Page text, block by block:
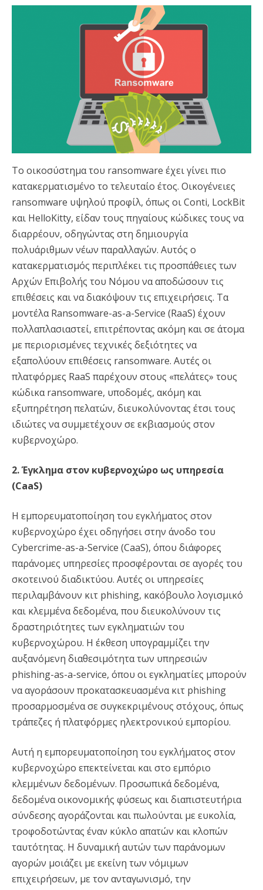
Το οικοσύστημα του ransomware έχει γίνει πιο
κατακερματισμένο το τελευταίο έτος. Οικογένειες
ransomware υψηλού προφίλ, όπως οι Conti, LockBit
και HelloKitty, είδαν τους πηγαίους κώδικες τους να
διαρρέουν, οδηγώντας στη δημιουργία
πολυάριθμων νέων παραλλαγών. Αυτός ο
κατακερματισμός περιπλέκει τις προσπάθειες των
Αρχών Επιβολής του Νόμου να αποδώσουν τις
επιθέσεις και να διακόψουν τις επιχειρήσεις. Τα
μοντέλα Ransomware-as-a-Service (RaaS) έχουν
πολλαπλασιαστεί, επιτρέποντας ακόμη και σε άτομα
με περιορισμένες τεχνικές δεξιότητες να
εξαπολύουν επιθέσεις ransomware. Αυτές οι
πλατφόρμες RaaS παρέχουν στους «πελάτες» τους
κώδικα ransomware, υποδομές, ακόμη και
εξυπηρέτηση πελατών, διευκολύνοντας έτσι τους
ιδιώτες να συμμετέχουν σε εκβιασμούς στον
κυβερνοχώρο.
2. Έγκλημα στον κυβερνοχώρο ως υπηρεσία
(CaaS)
Η εμπορευματοποίηση του εγκλήματος στον
κυβερνοχώρο έχει οδηγήσει στην άνοδο του
Cybercrime-as-a-Service (CaaS), όπου διάφορες
παράνομες υπηρεσίες προσφέρονται σε αγορές του
σκοτεινού διαδικτύου. Αυτές οι υπηρεσίες
περιλαμβάνουν κιτ phishing, κακόβουλο λογισμικό
και κλεμμένα δεδομένα, που διευκολύνουν τις
δραστηριότητες των εγκληματιών του
κυβερνοχώρου. Η έκθεση υπογραμμίζει την
αυξανόμενη διαθεσιμότητα των υπηρεσιών
phishing-as-a-service, όπου οι εγκληματίες μπορούν
να αγοράσουν προκατασκευασμένα κιτ phishing
προσαρμοσμένα σε συγκεκριμένους στόχους, όπως
τράπεζες ή πλατφόρμες ηλεκτρονικού εμπορίου.
Αυτή η εμπορευματοποίηση του εγκλήματος στον
κυβερνοχώρο επεκτείνεται και στο εμπόριο
κλεμμένων δεδομένων. Προσωπικά δεδομένα,
δεδομένα οικονομικής φύσεως και διαπιστευτήρια
σύνδεσης αγοράζονται και πωλούνται με ευκολία,
τροφοδοτώντας έναν κύκλο απατών και κλοπών
ταυτότητας. Η δυναμική αυτών των παράνομων
αγορών μοιάζει με εκείνη των νόμιμων
επιχειρήσεων, με τον ανταγωνισμό, την